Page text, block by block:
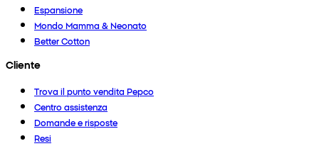
Espansione
Mondo Mamma & Neonato
Better Cotton
Cliente
Trova il punto vendita Pepco
Centro assistenza
Domande e risposte
Resi